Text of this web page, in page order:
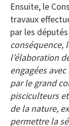
Ensuite, le
travaux
par les
conséquence,
l’élaboration
engagées
par le grand
pisciculteurs
de la nature,
permettre la